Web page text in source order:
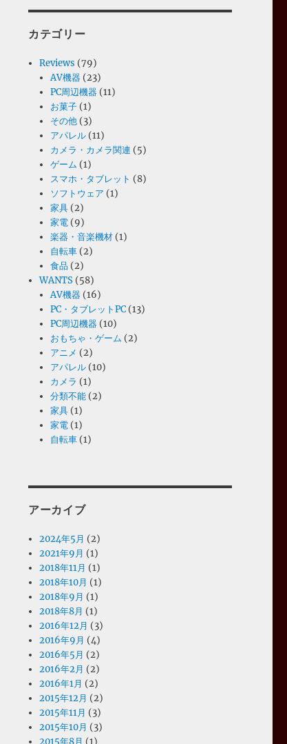
カテゴリー
Reviews (79)
AV機器 (23)
PC周辺機器 (11)
お菓子 (1)
その他 (3)
アパレル (11)
カメラ・カメラ関連 (5)
ゲーム (1)
スマホ・タブレット (8)
ソフトウェア (1)
家具 (2)
家電 (9)
楽器・音楽機材 (1)
自転車 (2)
食品 (2)
WANTS (58)
AV機器 (16)
PC・タブレットPC (13)
PC周辺機器 (10)
おもちゃ・ゲーム (2)
アニメ (2)
アパレル (10)
カメラ (1)
分類不能 (2)
家具 (1)
家電 (1)
自転車 (1)
アーカイブ
2024年5月 (2)
2021年9月 (1)
2018年11月 (1)
2018年10月 (1)
2018年9月 (1)
2018年8月 (1)
2016年12月 (3)
2016年9月 (4)
2016年5月 (2)
2016年2月 (2)
2016年1月 (2)
2015年12月 (2)
2015年11月 (3)
2015年10月 (3)
2015年8月 (1)